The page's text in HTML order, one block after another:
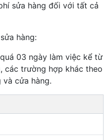
sửa hàng đối với tất cả
hàng:
03 ngày làm việc kể từ
các trường hợp khác theo
và cửa hàng.